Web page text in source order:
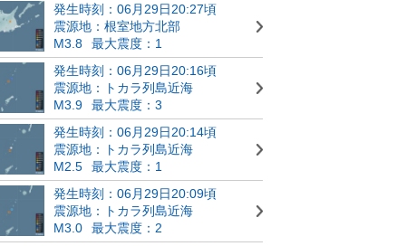
発生時刻：06月29日20:27頃
震源地：根室地方北部
M3.8
最大震度：1
発生時刻：06月29日20:16頃
震源地：トカラ列島近海
M3.9
最大震度：3
発生時刻：06月29日20:14頃
震源地：トカラ列島近海
M2.5
最大震度：1
発生時刻：06月29日20:09頃
震源地：トカラ列島近海
M3.0
最大震度：2